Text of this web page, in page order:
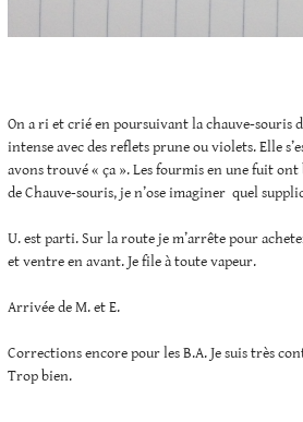
On a ri et crié en poursuivant la chauve-souris
intense avec des reflets prune ou violets. Elle
avons trouvé « ça ». Les fourmis en une fuit ont
de Chauve-souris, je n’ose imaginer quel
U. est parti. Sur la route je m’arrête pour
et ventre en avant. Je file à toute vapeur.
Arrivée de M. et E.
Corrections encore pour les B.A. Je suis très
Trop bien.